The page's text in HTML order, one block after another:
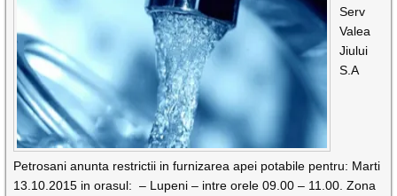
Serv
Valea
Jiului
S.A
Petrosani anunta restrictii in furnizarea apei potabile pentru: Marti
13.10.2015 in orasul: – Lupeni – intre orele 09.00 – 11.00. Zona